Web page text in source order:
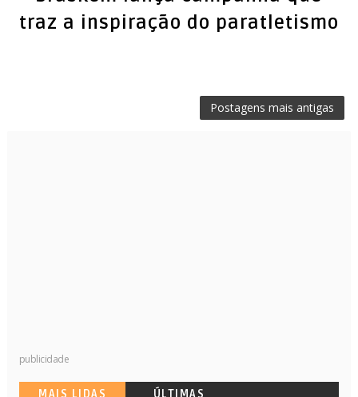
Postagens mais antigas
publicidade
MAIS LIDAS ÚLTIMAS